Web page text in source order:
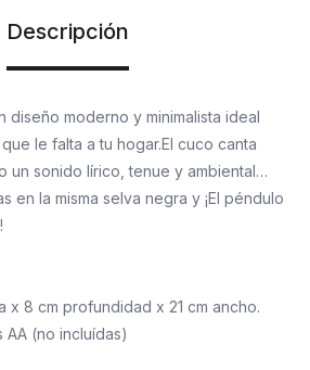
Descripción
diseño moderno y minimalista ideal
le falta a tu hogar.El cuco canta
un sonido lírico, tenue y ambiental…
en la misma selva negra y ¡El péndulo
x 8 cm profundidad x 21 cm ancho.
AA (no incluídas)